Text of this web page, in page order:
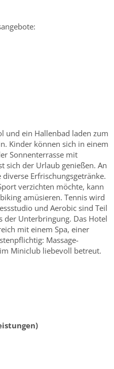
und ein Hallenbad laden zum
Kinder können sich in einem
Sonnenterrasse mit
sich der Urlaub genießen. An
Erfrischungsgetränke.
verzichten möchte, kann
amüsieren. Tennis wird
und Aerobic sind Teil
der Unterbringung. Das Hotel
mit einem Spa, einer
Massage-
Miniclub liebevoll betreut.